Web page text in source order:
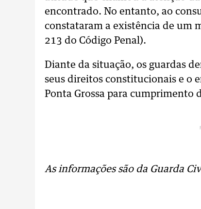
encontrado. No entanto, ao
constataram a existência de um
213 do Código Penal).
Diante da situação, os guardas
seus direitos constitucionais e o
Ponta Grossa para cumprimento
As informações são da Guarda